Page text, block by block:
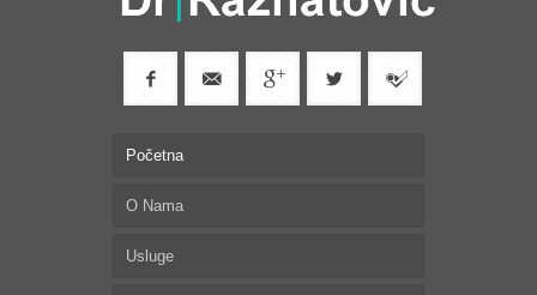
Početna
O Nama
Usluge